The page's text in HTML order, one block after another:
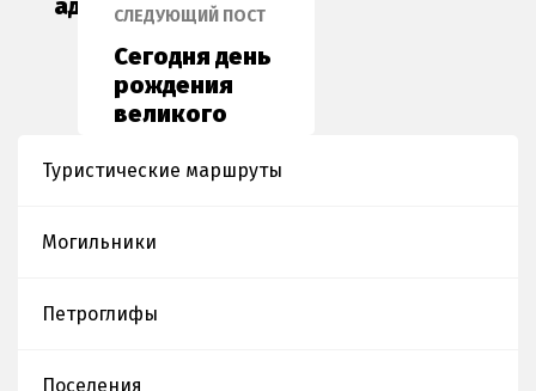
администрирования
науки
СЛЕДУЮЩИЙ ПОСТ
Сегодня день
рождения
великого
поэта Абая
Туристические маршруты
Могильники
Петроглифы
Поселения